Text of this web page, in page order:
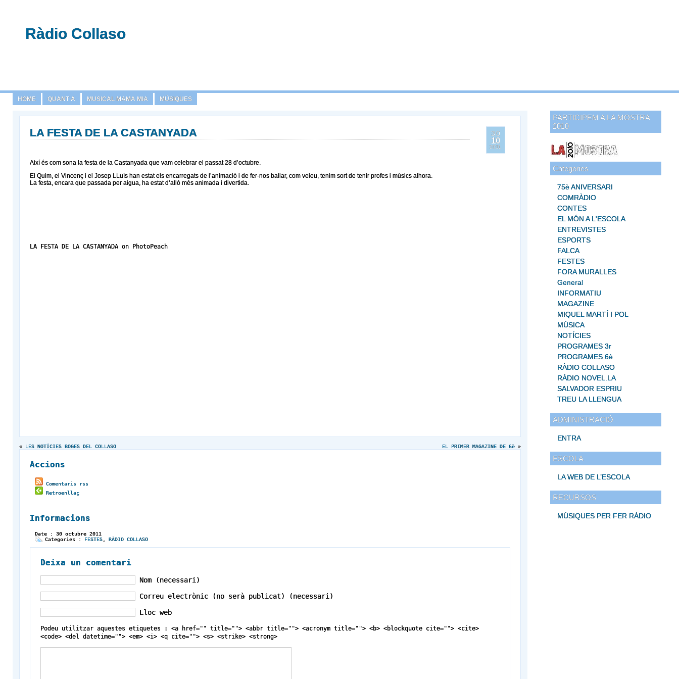
Ràdio Collaso
HOME QUANT A MUSICAL MAMA MIA MÚSIQUES
PARTICIPEM A LA MOSTRA
2010
Categories
75è ANIVERSARI
COMRÀDIO
CONTES
EL MÓN A L'ESCOLA
ENTREVISTES
ESPORTS
FALCA
FESTES
FORA MURALLES
General
INFORMATIU
MAGAZINE
MIQUEL MARTÍ I POL
MÚSICA
NOTÍCIES
PROGRAMES 3r
PROGRAMES 6è
RÀDIO COLLASO
RÀDIO NOVEL.LA
SALVADOR ESPRIU
TREU LA LLENGUA
ADMINISTRACIÓ
ENTRA
ESCOLA
LA WEB DE L’ESCOLA
RECURSOS
MÚSIQUES PER FER RÀDIO
30
10
2011
LA FESTA DE LA CASTANYADA
Així és com sona la festa de la Castanyada que vam celebrar el passat 28 d’octubre.
El Quim, el Vincenç i el Josep LLuís han estat els encarregats de l’animació i de fer-nos ballar, com veieu, tenim sort de tenir profes i músics alhora.
La festa, encara que passada per aigua, ha estat d’allò més animada i divertida.
LA FESTA DE LA CASTANYADA on PhotoPeach
« LES NOTÍCIES BOGES DEL COLLASO EL PRIMER MAGAZINE DE 6è »
Accions
Comentaris rss
Retroenllaç
Informacions
Date : 30 octubre 2011
Categories : FESTES RÀDIO COLLASO
Deixa un comentari
Nom (necessari)
Correu electrònic (no serà publicat) (necessari)
Lloc web
Podeu utilitzar aquestes etiquetes : <a href="" title=""> <abbr title=""> <acronym title=""> <b> <blockquote cite=""> <cite>
<code> <del datetime=""> <em> <i> <q cite=""> <s> <strike> <strong>